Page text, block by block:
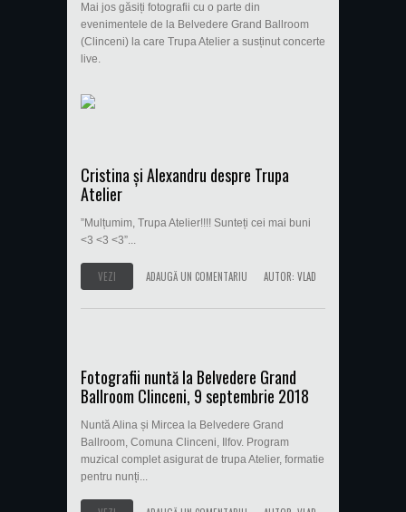
Mai jos găsiți fotografii cu o parte din
evenimentele de la Belvedere Grand Ballroom
(Clinceni) la care Trupa Atelier a susținut concerte
live.
Cristina și Alexandru despre Trupa
Atelier
”Mulțumim, Trupa Atelier!!!! Sunteți cei mai buni
<3 <3 <3”...
VEZI ADAUGĂ UN COMENTARIU AUTOR: VLAD
Fotografii nuntă la Belvedere Grand
Ballroom Clinceni, 9 septembrie 2018
Nuntă Alina și Mircea la Belvedere Grand
Ballroom, Comuna Clinceni, Ilfov. Program
muzical complet asigurat de trupa Atelier, formatie
pentru nunți...